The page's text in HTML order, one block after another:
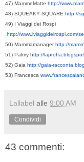
47) MammeMatte http://
48) SQUEAKY SQUARE http://
49) I Viaggi dei Rospi
http://www.iviaggideirospi.com/
50) Mammamanager http://
51) Palmy http://
52) Gaia http://gaia-
53) Francesca
Lallabel alle 9:00 AM
Condividi
43 commenti: